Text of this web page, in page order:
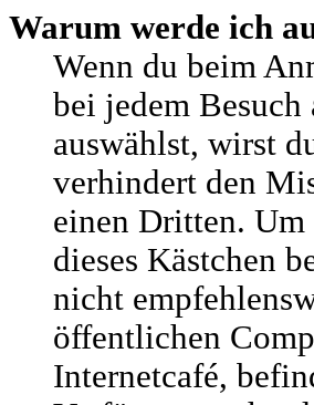
Warum werde ich
Wenn du beim
bei jedem
auswählst, wirst
verhindert den
einen Dritten. Um
dieses Kästchen
nicht
öffentlichen
Internetcafé,